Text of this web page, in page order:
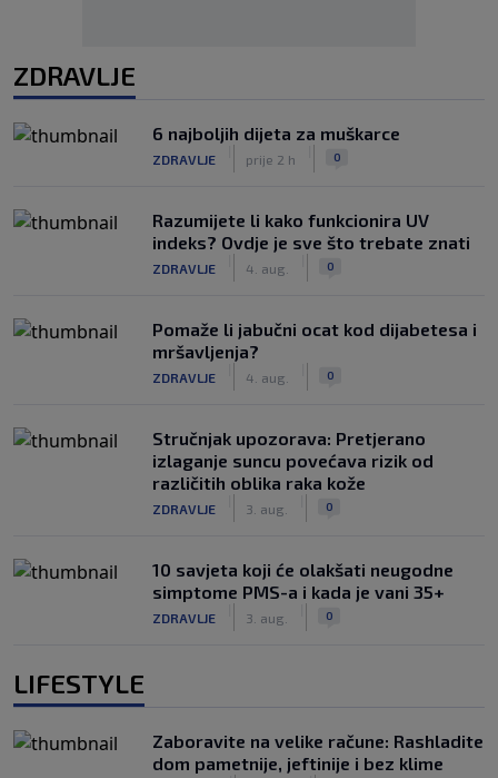
ZDRAVLJE
6 najboljih dijeta za muškarce
ZDRAVLJE prije 2 h 0
Razumijete li kako funkcionira UV
indeks? Ovdje je sve što trebate znati
ZDRAVLJE 4. aug. 0
Pomaže li jabučni ocat kod dijabetesa i
mršavljenja?
ZDRAVLJE 4. aug. 0
Stručnjak upozorava: Pretjerano
izlaganje suncu povećava rizik od
različitih oblika raka kože
ZDRAVLJE 3. aug. 0
10 savjeta koji će olakšati neugodne
simptome PMS-a i kada je vani 35+
ZDRAVLJE 3. aug. 0
LIFESTYLE
Zaboravite na velike račune: Rashladite
dom pametnije, jeftinije i bez klime